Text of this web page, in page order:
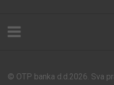
Poslovnice i bankomati
© OTP banka d.d.2026. Sva